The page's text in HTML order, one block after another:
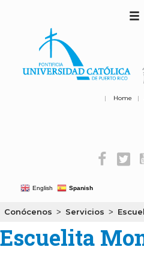
| Home |
English Spanish
Conócenos > Servicios >
Escuelita